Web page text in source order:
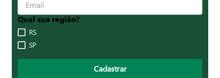
Qual sua região?
RS
SP
Cadastrar